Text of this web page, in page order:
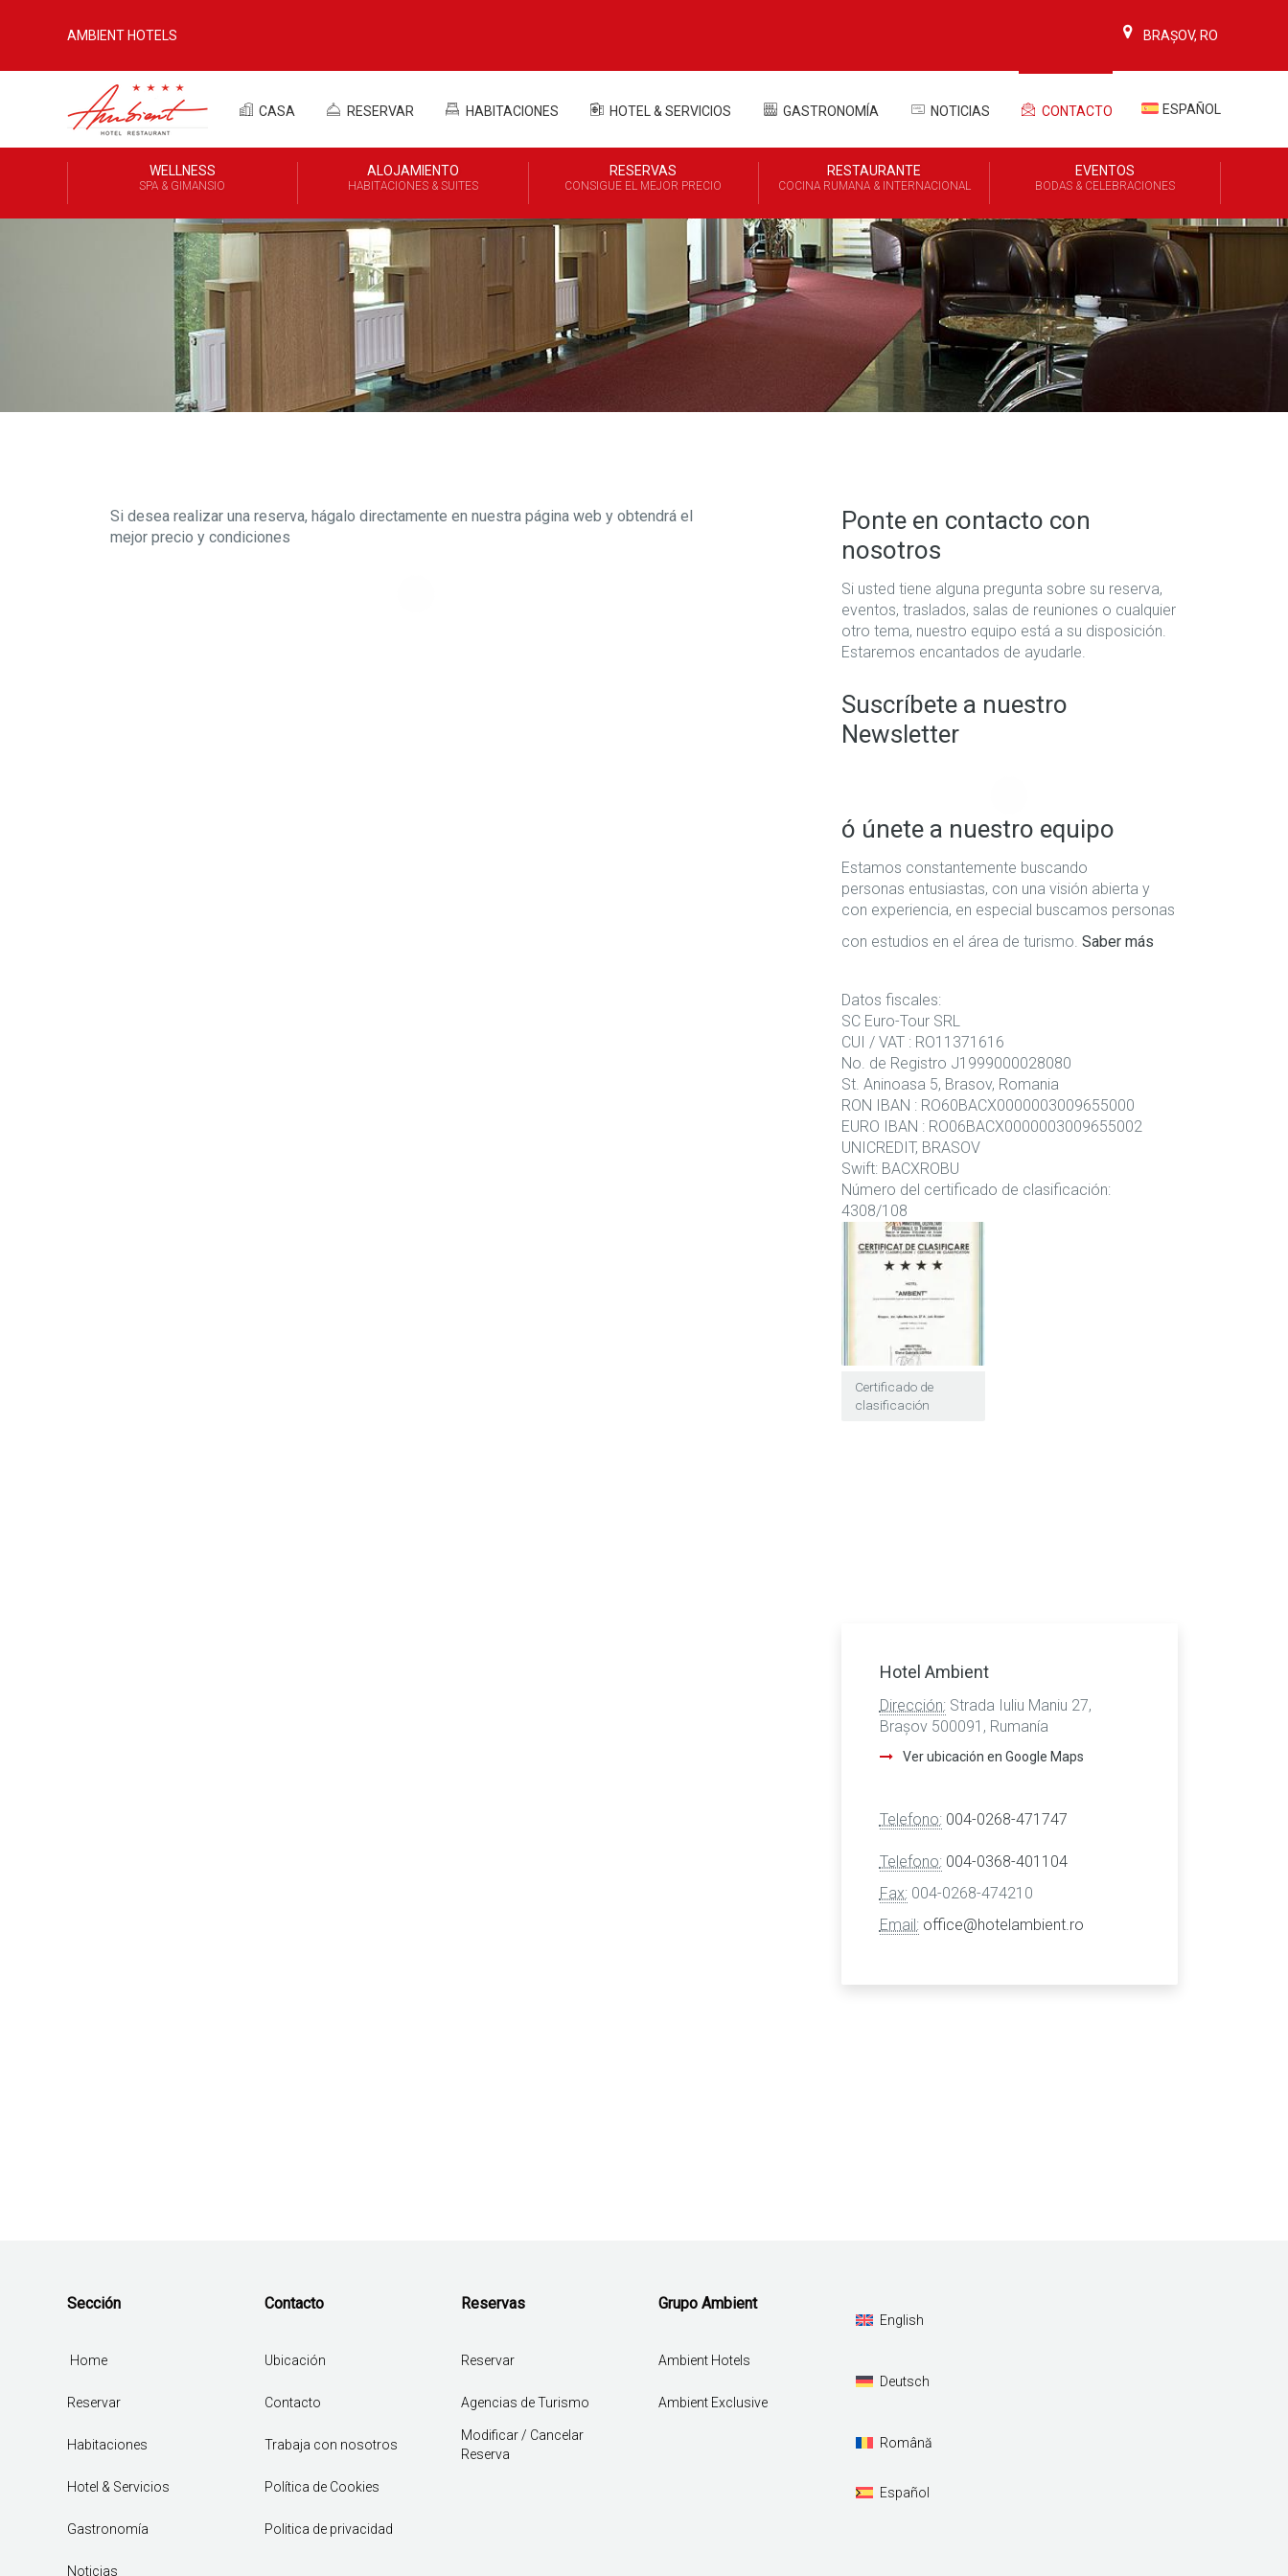
AMBIENT HOTELS BRAȘOV, RO
CASA RESERVAR HABITACIONES HOTEL & SERVICIOS GASTRONOMÍA NOTICIAS CONTACTO ESPAÑOL
WELLNESS
SPA & GIMANSIO
ALOJAMIENTO
HABITACIONES & SUITES
RESERVAS
CONSIGUE EL MEJOR PRECIO
RESTAURANTE
COCINA RUMANA & INTERNACIONAL
EVENTOS
BODAS & CELEBRACIONES
Si desea realizar una reserva, hágalo directamente en nuestra página web y obtendrá el
mejor precio y condiciones
Ponte en contacto con
nosotros
Si usted tiene alguna pregunta sobre su reserva,
eventos, traslados, salas de reuniones o cualquier
otro tema, nuestro equipo está a su disposición.
Estaremos encantados de ayudarle.
Suscríbete a nuestro
Newsletter
ó únete a nuestro equipo
Estamos constantemente buscando
personas entusiastas, con una visión abierta y
con experiencia, en especial buscamos personas
con estudios en el área de turismo. Saber más
Datos fiscales:
SC Euro-Tour SRL
CUI / VAT : RO11371616
No. de Registro J1999000028080
St. Aninoasa 5, Brasov, Romania
RON IBAN : RO60BACX0000003009655000
EURO IBAN : RO06BACX0000003009655002
UNICREDIT, BRASOV
Swift: BACXROBU
Número del certificado de clasificación:
4308/108
Certificado de
clasificación
Hotel Ambient
Dirección:Strada Iuliu Maniu 27,
Brașov 500091, Rumanía
Ver ubicación en Google Maps
Telefono: 004-0268-471747
Telefono: 004-0368-401104
Fax:004-0268-474210
Email: office@hotelambient.ro
Sección
Home
Reservar
Habitaciones
Hotel & Servicios
Gastronomía
Noticias
Contacto
Ubicación
Contacto
Trabaja con nosotros
Política de Cookies
Politica de privacidad
Reservas
Reservar
Agencias de Turismo
Modificar / Cancelar
Reserva
Grupo Ambient
Ambient Hotels
Ambient Exclusive
English
Deutsch
Română
Español